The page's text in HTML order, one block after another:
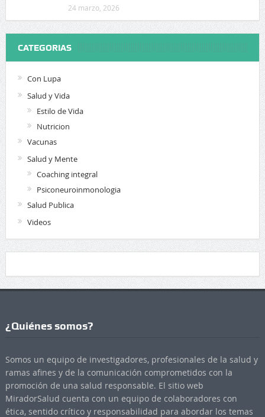
24 marzo, 2026
CATEGORIAS
Con Lupa
Salud y Vida
Estilo de Vida
Nutricion
Vacunas
Salud y Mente
Coaching integral
Psiconeuroinmonologia
Salud Publica
Videos
¿Quiénes somos?
Somos un equipo de investigadores, profesionales de la salud y
ramas afines y de la comunicación comprometidos con la
promoción de una salud responsable. El sitio web
MiradorSalud cuenta con un equipo de colaboradores con
ética, sentido crítico y responsabilidad para abordar los temas